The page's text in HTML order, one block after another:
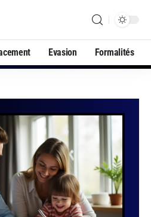
Evasion Formalités